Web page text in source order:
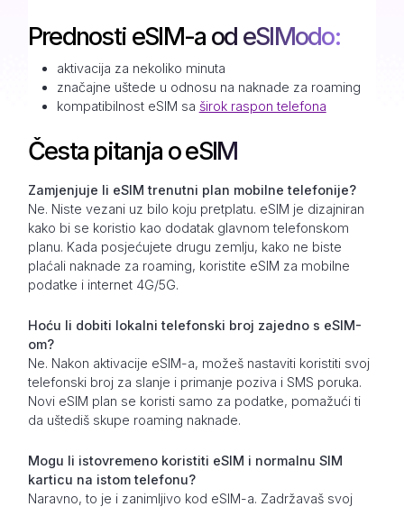
Prednosti eSIM-a od eSIModo:
aktivacija za nekoliko minuta
značajne uštede u odnosu na naknade za roaming
kompatibilnost eSIM sa širok raspon telefona
Česta pitanja o eSIM
Zamjenjuje li eSIM trenutni plan mobilne telefonije?
Ne. Niste vezani uz bilo koju pretplatu. eSIM je dizajniran
kako bi se koristio kao dodatak glavnom telefonskom
planu. Kada posjećujete drugu zemlju, kako ne biste
plaćali naknade za roaming, koristite eSIM za mobilne
podatke i internet 4G/5G.
Hoću li dobiti lokalni telefonski broj zajedno s eSIM-
om?
Ne. Nakon aktivacije eSIM-a, možeš nastaviti koristiti svoj
telefonski broj za slanje i primanje poziva i SMS poruka.
Novi eSIM plan se koristi samo za podatke, pomažući ti
da uštediš skupe roaming naknade.
Mogu li istovremeno koristiti eSIM i normalnu SIM
karticu na istom telefonu?
Naravno, to je i zanimljivo kod eSIM-a. Zadržavaš svoj